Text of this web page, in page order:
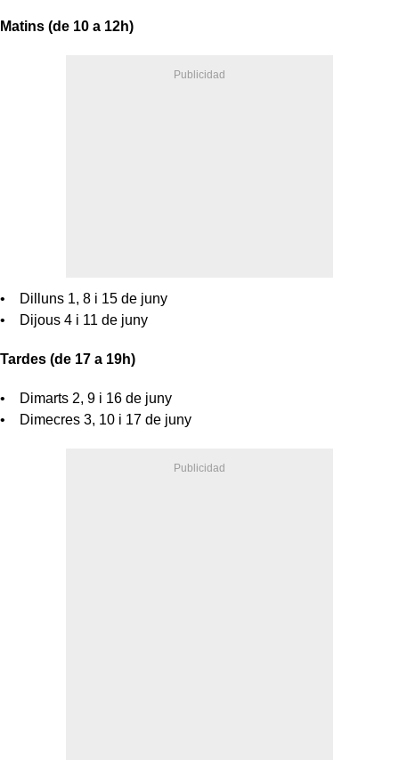
Matins (de 10 a 12h)
• Dilluns 1, 8 i 15 de juny
• Dijous 4 i 11 de juny
Tardes (de 17 a 19h)
• Dimarts 2, 9 i 16 de juny
• Dimecres 3, 10 i 17 de juny